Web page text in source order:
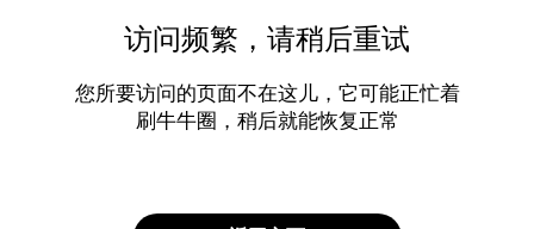
访问频繁，请稍后重试
您所要访问的页面不在这儿，它可能正忙着
刷牛牛圈，稍后就能恢复正常